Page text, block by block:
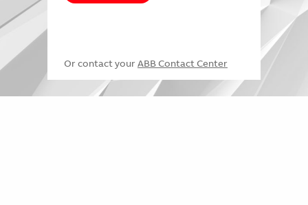
Or contact your ABB Contact Center